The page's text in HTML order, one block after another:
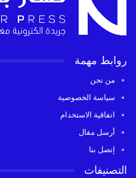
روابط مهمة
من نحن
سياسة الخصوصية
اتفاقية الاستخدام
أرسل مقال
إتصل بنا
التصنيفات